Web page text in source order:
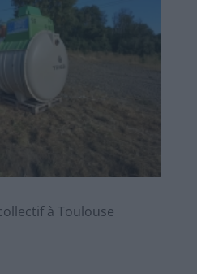
à Toulouse